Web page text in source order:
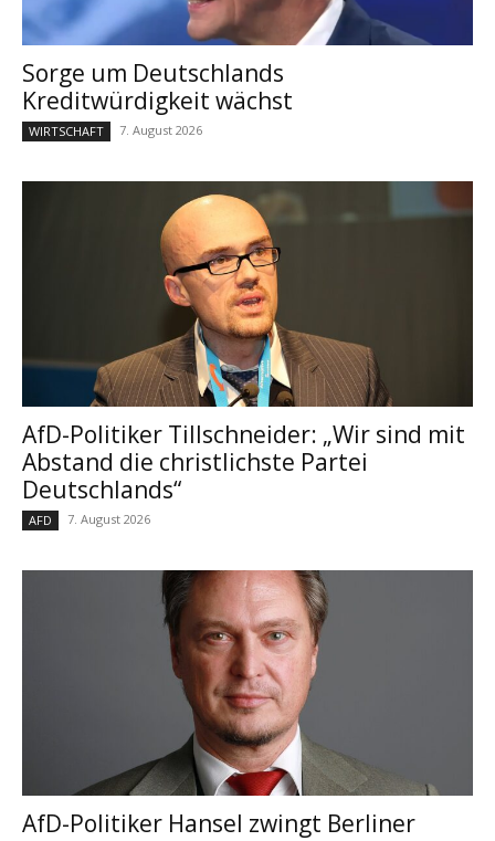
Sorge um Deutschlands
Kreditwürdigkeit wächst
WIRTSCHAFT 7. August 2026
AfD-Politiker Tillschneider: „Wir sind mit
Abstand die christlichste Partei
Deutschlands“
AFD 7. August 2026
AfD-Politiker Hansel zwingt Berliner